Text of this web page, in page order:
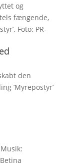
og
fængende,
Foto: PR-
den
’Myrepostyr’